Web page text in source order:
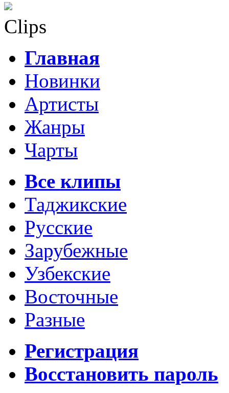
Clips
Главная
Новинки
Артисты
Жанры
Чарты
Все клипы
Таджикские
Русские
Зарубежные
Узбекские
Восточные
Разные
Регистрация
Восстановить пароль